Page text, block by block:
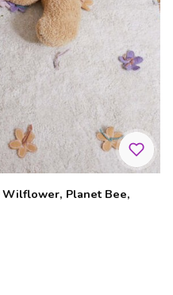
Wilflower, Planet Bee,